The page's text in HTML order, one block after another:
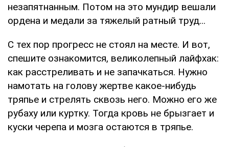
незапятнанным. Потом на это мундир вешали
ордена и медали за тяжелый ратный труд...
С тех пор прогресс не стоял на месте. И вот,
спешите ознакомится, великолепный лайфхак:
как расстреливать и не запачкаться. Нужно
намотать на голову жертве какое-нибудь
тряпье и стрелять сквозь него. Можно его же
рубаху или куртку. Тогда кровь не брызгает и
куски черепа и мозга остаются в тряпье.